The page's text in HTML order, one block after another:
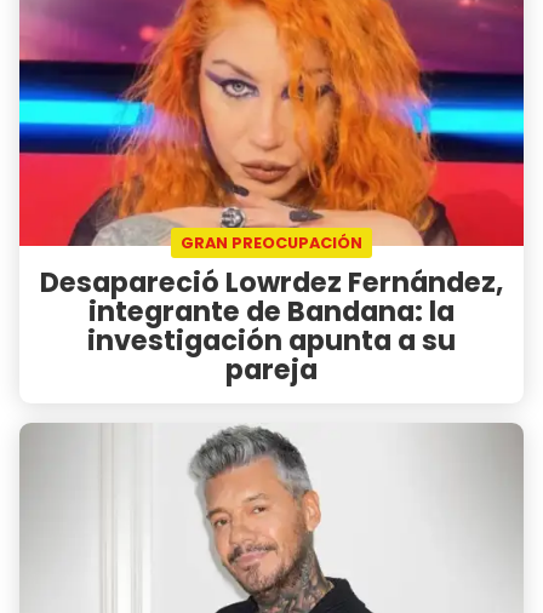
GRAN PREOCUPACIÓN
Desapareció Lowrdez Fernández,
integrante de Bandana: la
investigación apunta a su
pareja